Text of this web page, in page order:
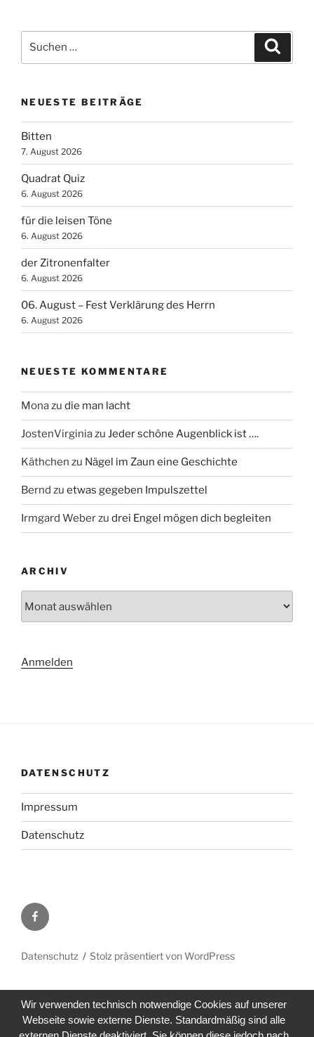
nach:
NEUESTE BEITRÄGE
Bitten
7. August 2026
Quadrat Quiz
6. August 2026
für die leisen Töne
6. August 2026
der Zitronenfalter
6. August 2026
06. August – Fest Verklärung des Herrn
6. August 2026
NEUESTE KOMMENTARE
Monazu die man lacht
JostenVirginiazu Jeder schöne Augenblick ist ….
Käthchen zu Nägel im Zaun eine Geschichte
Bernd zu etwas gegeben Impulszettel
Irmgard Weberzu drei Engel mögen dich begleiten
ARCHIV
Anmelden
DATENSCHUTZ
Impressum
Datenschutz
Facebook
Datenschutz Stolz präsentiert von WordPress
Wir verwenden technisch notwendige Cookies auf unserer
Webseite sowie externe Dienste. Standardmäßig sind alle